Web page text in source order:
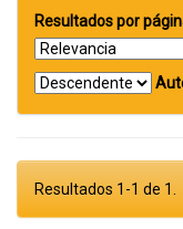
Resultados por
Resultados 1-1 de 1.